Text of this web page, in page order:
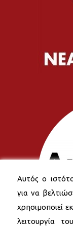
Αυτός ο
για να
χρησιμοποιεί
λειτουργία